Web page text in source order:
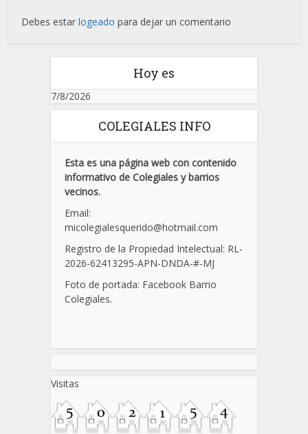
Debes estarlogeado para dejar un comentario
Hoy es
7/8/2026
COLEGIALES INFO
Esta es una página web con contenido
informativo de Colegiales y barrios
vecinos.
Email:
micolegialesquerido@hotmail.com
Registro de la Propiedad Intelectual: RL-
2026-62413295-APN-DNDA-#-MJ
Foto de portada: Facebook Barrio
Colegiales.
Visitas